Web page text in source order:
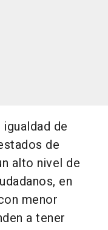
de
de
alto nivel de
en
menor
a tener